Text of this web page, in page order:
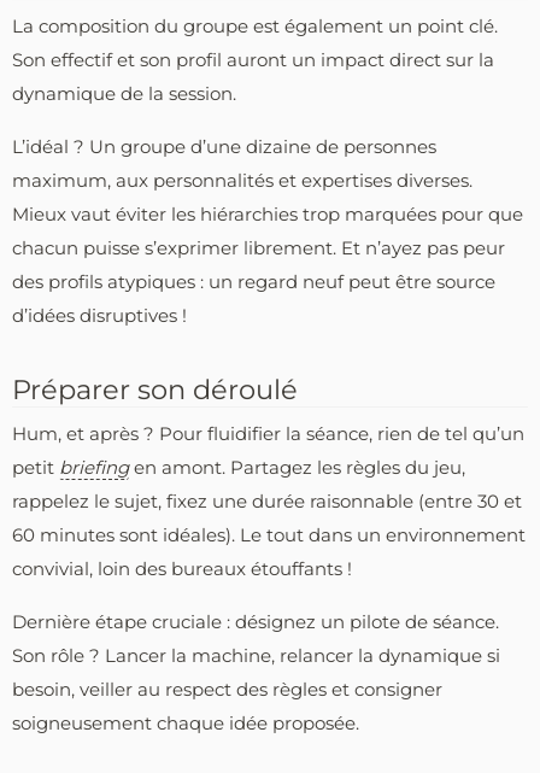
La composition du groupe est également un point clé.
Son effectif et son profil auront un impact direct sur la
dynamique de la session.
L’idéal ? Un groupe d’une dizaine de personnes
maximum, aux personnalités et expertises diverses.
Mieux vaut éviter les hiérarchies trop marquées pour que
chacun puisse s’exprimer librement. Et n’ayez pas peur
des profils atypiques : un regard neuf peut être source
d’idées disruptives !
Préparer son déroulé
Hum, et après ? Pour fluidifier la séance, rien de tel qu’un
petit briefingen amont. Partagez les règles du jeu,
rappelez le sujet, fixez une durée raisonnable (entre 30 et
60 minutes sont idéales). Le tout dans un environnement
convivial, loin des bureaux étouffants !
Dernière étape cruciale : désignez un pilote de séance.
Son rôle ? Lancer la machine, relancer la dynamique si
besoin, veiller au respect des règles et consigner
soigneusement chaque idée proposée.